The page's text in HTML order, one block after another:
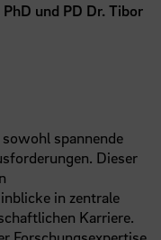
und PD Dr. Tibor
spannende
Dieser
in zentrale
Karriere.